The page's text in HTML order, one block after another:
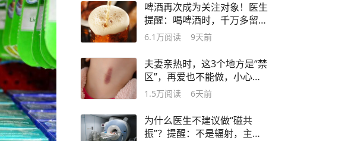
啤酒再次成为关注对象！医生
提醒：喝啤酒时，千万多留意
这几点！
6.1万阅读 9天前
夫妻亲热时，这3个地方是“禁
区”，再爱也不能做，小心搞
出人命
1.5万阅读 6天前
为什么医生不建议做“磁共
振”？提醒：不是辐射，主要